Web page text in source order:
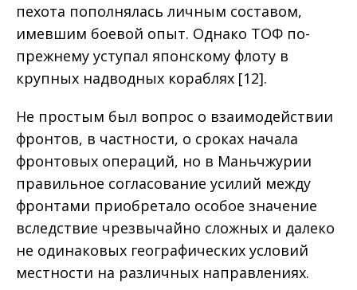
пехота пополнялась личным составом,
имевшим боевой опыт. Однако ТОФ по-
прежнему уступал японскому флоту в
крупных надводных кораблях [12].
Не простым был вопрос о взаимодействии
фронтов, в частности, о сроках начала
фронтовых операций, но в Маньчжурии
правильное согласование усилий между
фронтами приобретало особое значение
вследствие чрезвычайно сложных и далеко
не одинаковых географических условий
местности на различных направлениях.